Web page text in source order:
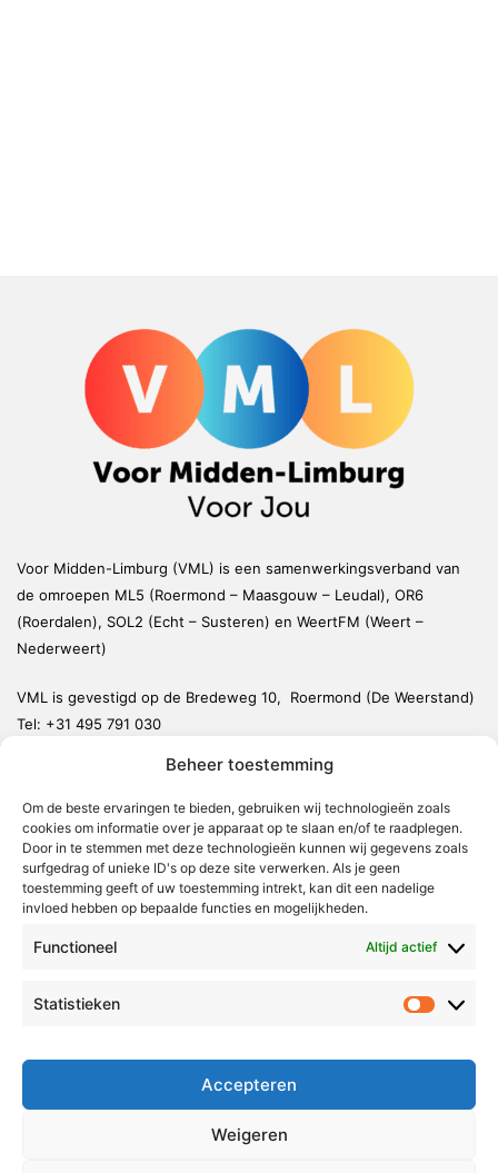
Beheer toestemming
Om de beste ervaringen te bieden, gebruiken wij technologieën zoals
cookies om informatie over je apparaat op te slaan en/of te raadplegen.
Door in te stemmen met deze technologieën kunnen wij gegevens zoals
surfgedrag of unieke ID's op deze site verwerken. Als je geen
toestemming geeft of uw toestemming intrekt, kan dit een nadelige
invloed hebben op bepaalde functies en mogelijkheden.
Functioneel Altijd actief
Statistieken
Accepteren
Weigeren
Voor Midden-Limburg (VML) is een samenwerkingsverband van
de omroepen ML5 (Roermond – Maasgouw – Leudal), OR6
(Roerdalen), SOL2 (Echt – Susteren) en WeertFM (Weert –
Nederweert)
VML is gevestigd op de Bredeweg 10, Roermond (De Weerstand)
Tel: +31 495 791 030
Weert
Nederweert
Leudal
Maasgouw
Echt-Susteren
Roermond
Radio & TV